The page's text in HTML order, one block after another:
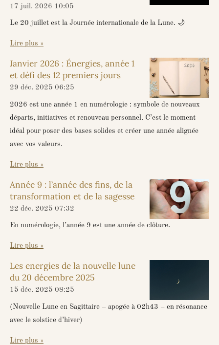
m
17 juil. 2026 10:05
Le 20 juillet est la Journée internationale de la Lune. 🌙
Lire plus »
Janvier 2026 : Énergies, année 1
et défi des 12 premiers jours
29 déc. 2025 06:25
2026 est une année 1 en numérologie : symbole de nouveaux
départs, initiatives et renouveau personnel. C’est le moment
idéal pour poser des bases solides et créer une année alignée
avec vos valeurs.
Lire plus »
Année 9 : l’année des fins, de la
transformation et de la sagesse
22 déc. 2025 07:32
En numérologie, l’année 9 est une année de clôture.
Lire plus »
Les energies de la nouvelle lune
du 20 décembre 2025
15 déc. 2025 08:25
(Nouvelle Lune en Sagittaire – apogée à 02h43 – en résonance
avec le solstice d’hiver)
Lire plus »